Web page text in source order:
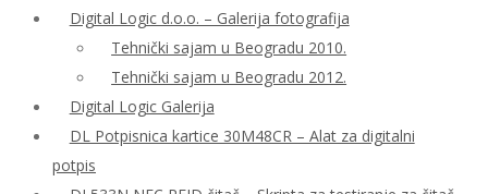
Digital Logic d.o.o. – Galerija fotografija
Tehnički sajam u Beogradu 2010.
Tehnički sajam u Beogradu 2012.
Digital Logic Galerija
DL Potpisnica kartice 30M48CR – Alat za digitalni
potpis